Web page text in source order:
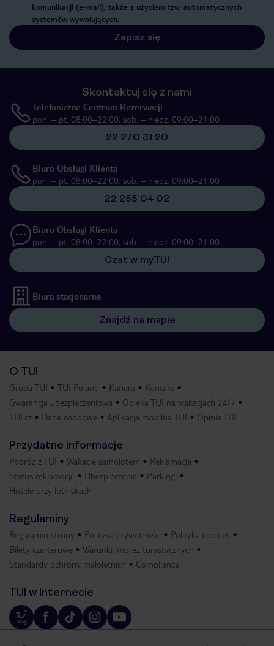
komunikacji (e-mail), także z użyciem tzw. automatycznych
systemów wywołujących.
Zapisz się
Skontaktuj się z nami
Telefoniczne Centrum Rezerwacji
pon. – pt. 08:00–22:00, sob. – niedz. 09:00–21:00
22 270 31 20
Biuro Obsługi Klienta
pon. – pt. 08:00–22:00, sob. – niedz. 09:00–21:00
22 255 04 02
Biuro Obsługi Klienta
pon. – pt. 08:00–22:00, sob. – niedz. 09:00–21:00
Czat w myTUI
Biura stacjonarne
Znajdź na mapie
O TUI
Grupa TUI TUI Poland Kariera
Kontakt
Gwarancja ubezpieczeniowa
Opieka TUI na wakacjach 24/7
TUI.cz
Dane osobowe Aplikacja mobilna TUI Opinie TUI
Przydatne informacje
Podróż z TUI Wakacje samolotem
Reklamacje
Status reklamacji
Ubezpieczenia
Parkingi
Hotele przy lotniskach
Regulaminy
Regulamin strony Polityka prywatności
Polityka cookies
Bilety czarterowe
Warunki imprez turystycznych
Standardy ochrony małoletnich
Compliance
TUI w Internecie